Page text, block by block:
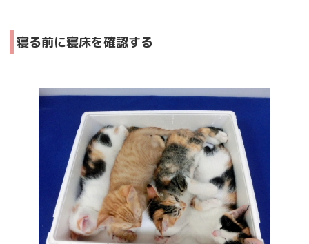
寝る前に寝床を確認する